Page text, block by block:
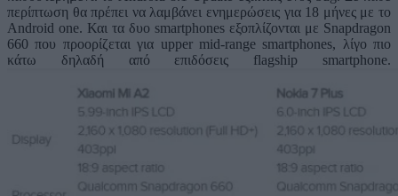
περίπτωση θα πρέπει να λαμβάνει ενημερώσεις για 18 μήνες με το
Android one. Και τα δυο smartphones εξοπλίζονται με Snapdragon
660 που προορίζεται για upper mid-range smartphones, λίγο πιο
κάτω δηλαδή από επιδόσεις flagship smartphone.